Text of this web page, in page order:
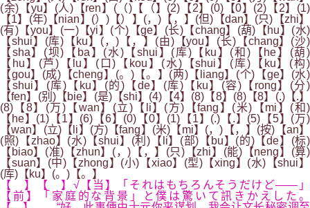
(余)【yu】(人)【ren】(（)【（】(2)【2】(0)【0】(2)【2】(1)
【1】(年)【nian】(）)【）】(，)【，】(但)【dan】(只)【zhi】
(有)【you】(一)【yi】(个)【ge】(长)【chang】(葫)【hu】(水)
【shui】(库)【ku】(，)【，】(由)【you】(长)【chang】(沙)
【sha】(坝)【ba】(水)【shui】(库)【ku】(和)【he】(葫)
【hu】(芦)【lu】(口)【kou】(水)【shui】(库)【ku】(构)
【gou】(成)【cheng】(。)【。】(两)【liang】(个)【ge】(水)
【shui】(库)【ku】(的)【de】(库)【ku】(容)【rong】(分)
【fen】(别)【bie】(是)【shi】(4)【4】(8)【8】(8)【8】(.)【.】
(8)【8】(万)【wan】(立)【li】(方)【fang】(米)【mi】(和)
【he】(1)【1】(6)【6】(0)【0】(1)【1】(.)【.】(5)【5】(万)
【wan】(立)【li】(方)【fang】(米)【mi】(，)【，】(按)【an】
(照)【zhao】(水)【shui】(利)【li】(部)【bu】(的)【de】(标)
【biao】(准)【zhun】(，)【，】(只)【zhi】(能)【neng】(算)
【suan】(中)【zhong】(小)【xiao】(型)【xing】(水)【shui】
(库)【ku】(。)【。】
【 】【 】√【当】「それはもちろんそうだけど――」
【前】「家庭的な背景」と僕は驚いて訊きかえした。